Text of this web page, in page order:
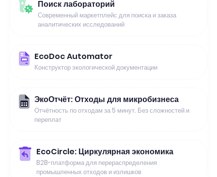
Поиск лабораторий
Современный маркетплейс для поиска и заказа
аналитических исследований
EcoDoc Automator
Конструктор экологической документации
ЭкоОтчёт: Отходы для микробизнеса
Отчётность по отходам за 5 минут. Без сложностей и
переплат
EcoCircle: Циркулярная экономика
B2B-платформа для перераспределения
промышленных отходов и излишков